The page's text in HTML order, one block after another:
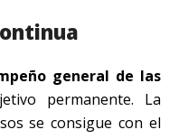
general de las
permanente. La
se consigue con el